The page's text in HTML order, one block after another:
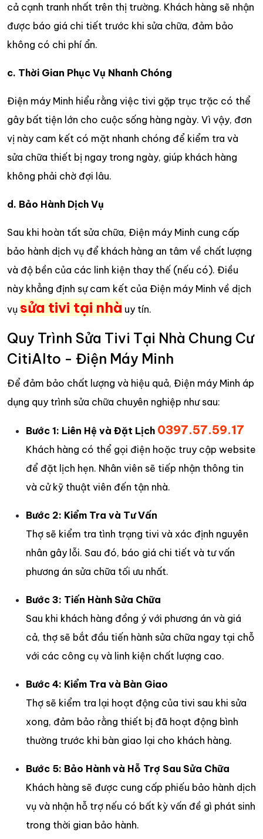
cả cạnh tranh nhất trên thị trường. Khách hàng sẽ nhận
được báo giá chi tiết trước khi sửa chữa, đảm bảo
không có chi phí ẩn.
c. Thời Gian Phục Vụ Nhanh Chóng
Điện máy Minh hiểu rằng việc tivi gặp trục trặc có thể
gây bất tiện lớn cho cuộc sống hàng ngày. Vì vậy, đơn
vị này cam kết có mặt nhanh chóng để kiểm tra và
sửa chữa thiết bị ngay trong ngày, giúp khách hàng
không phải chờ đợi lâu.
d. Bảo Hành Dịch Vụ
Sau khi hoàn tất sửa chữa, Điện máy Minh cung cấp
bảo hành dịch vụ để khách hàng an tâm về chất lượng
và độ bền của các linh kiện thay thế (nếu có). Điều
này khẳng định sự cam kết của Điện máy Minh về dịch
vụ sửa tivi tại nhà uy tín.
Quy Trình Sửa Tivi Tại Nhà Chung Cư
CitiAlto - Điện Máy Minh
Để đảm bảo chất lượng và hiệu quả, Điện máy Minh áp
dụng quy trình sửa chữa chuyên nghiệp như sau:
Bước 1: Liên Hệ và Đặt Lịch 0397.57.59.17
Khách hàng có thể gọi điện hoặc truy cập website
để đặt lịch hẹn. Nhân viên sẽ tiếp nhận thông tin
và cử kỹ thuật viên đến tận nhà.
Bước 2: Kiểm Tra và Tư Vấn
Thợ sẽ kiểm tra tình trạng tivi và xác định nguyên
nhân gây lỗi. Sau đó, báo giá chi tiết và tư vấn
phương án sửa chữa tối ưu nhất.
Bước 3: Tiến Hành Sửa Chữa
Sau khi khách hàng đồng ý với phương án và giá
cả, thợ sẽ bắt đầu tiến hành sửa chữa ngay tại chỗ
với các công cụ và linh kiện chất lượng cao.
Bước 4: Kiểm Tra và Bàn Giao
Thợ sẽ kiểm tra lại hoạt động của tivi sau khi sửa
xong, đảm bảo rằng thiết bị đã hoạt động bình
thường trước khi bàn giao lại cho khách hàng.
Bước 5: Bảo Hành và Hỗ Trợ Sau Sửa Chữa
Khách hàng sẽ được cung cấp phiếu bảo hành dịch
vụ và nhận hỗ trợ nếu có bất kỳ vấn đề gì phát sinh
trong thời gian bảo hành.